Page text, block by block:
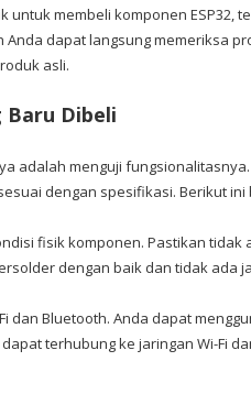
membeli komponen ESP32,
dapat langsung memeriksa
asli.
Baru Dibeli
adalah menguji
dengan spesifikasi. Berikut
fisik komponen. Pastikan tidak
dengan baik dan tidak ada
dan Bluetooth. Anda dapat
terhubung ke jaringan Wi-Fi